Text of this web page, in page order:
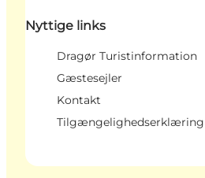
Nyttige links
Dragør Turistinformation
Gæstesejler
Kontakt
Tilgængelighedserklæring